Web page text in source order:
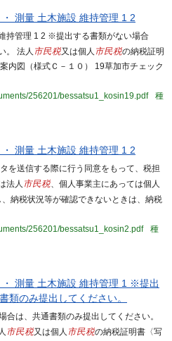
測量 土木施設 維持管理 1 2
持管理 1 2 ※提出する書類がない場合
。 法人 市民税又は個人 市民税の納税証明
内図（様式Ｃ－１０） 19草加市チェック
256201/bessatsu1_kosin19.pdf
種
測量 土木施設 維持管理 1 2
を送信する際に行う同意をもって、税担
法人 市民税、個人事業主にあっては個人
納税状況等が確認できないときは、納税
256201/bessatsu1_kosin2.pdf
種
測量 土木施設 維持管理 1 ※提出
類のみ提出してください。
は、共通書類のみ提出してください。
市民税又は個人 市民税の納税証明書〈写